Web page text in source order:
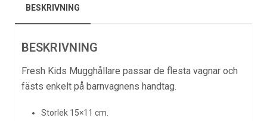
BESKRIVNING
BESKRIVNING
Fresh Kids Mugghållare passar de flesta vagnar och
fästs enkelt på barnvagnens handtag.
Storlek 15×11 cm.